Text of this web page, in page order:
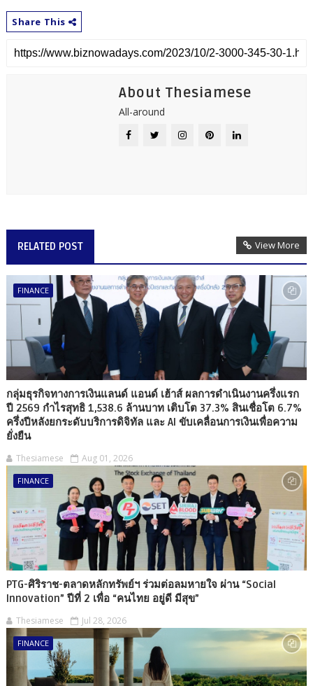
Share This
About Thesiamese
All-around
RELATED POST View More
FINANCE
กลุ่มธุรกิจทางการเงินแลนด์ แอนด์ เฮ้าส์ ผลการดำเนินงานครึ่งแรก
ปี 2569 กำไรสุทธิ 1,538.6 ล้านบาท เติบโต 37.3% สินเชื่อโต 6.7%
ครึ่งปีหลังยกระดับบริการดิจิทัล และ AI ขับเคลื่อนการเงินเพื่อความ
ยั่งยืน
Thesiamese Aug 01, 2026
FINANCE
PTG-ศิริราช-ตลาดหลักทรัพย์ฯ ร่วมต่อลมหายใจ ผ่าน “Social
Innovation” ปีที่ 2 เพื่อ “คนไทย อยู่ดี มีสุข”
Thesiamese Jul 28, 2026
FINANCE